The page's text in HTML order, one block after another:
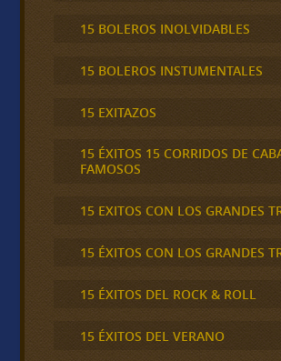
15 BOLEROS INOLVIDABLES
15 BOLEROS INSTUMENTALES
15 EXITAZOS
15 ÉXITOS 15 CORRIDOS DE
FAMOSOS
15 EXITOS CON LOS GRANDES
15 ÉXITOS CON LOS GRANDES
15 ÉXITOS DEL ROCK & ROLL
15 ÉXITOS DEL VERANO